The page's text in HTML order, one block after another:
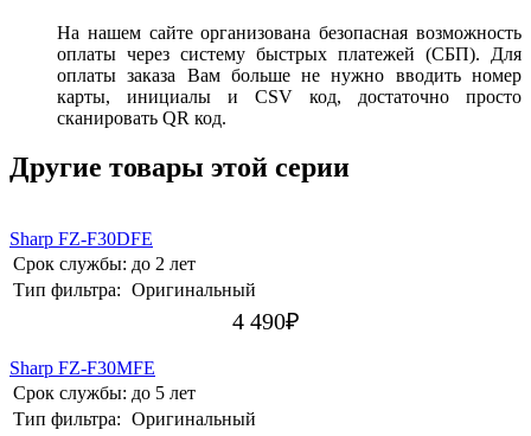
На нашем сайте организована безопасная возможность
оплаты через систему быстрых платежей (СБП). Для
оплаты заказа Вам больше не нужно вводить номер
карты, инициалы и CSV код, достаточно просто
сканировать QR код.
Другие товары этой серии
Sharp FZ-F30DFE
Срок службы: до 2 лет
Тип фильтра: Оригинальный
4 490₽
Sharp FZ-F30MFE
Срок службы: до 5 лет
Тип фильтра: Оригинальный